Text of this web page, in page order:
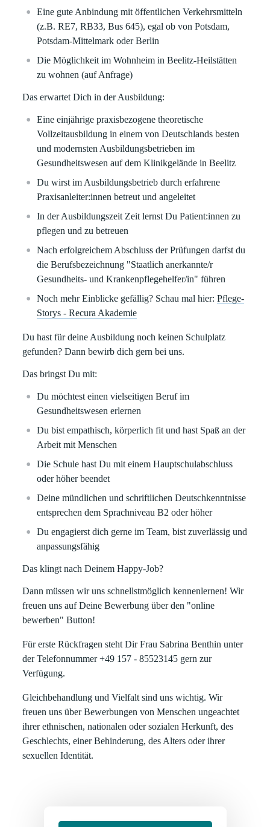
Eine gute Anbindung mit öffentlichen Verkehrsmitteln
(z.B. RE7, RB33, Bus 645), egal ob von Potsdam,
Potsdam-Mittelmark oder Berlin
Die Möglichkeit im Wohnheim in Beelitz-Heilstätten
zu wohnen (auf Anfrage)
Das erwartet Dich in der Ausbildung:
Eine einjährige praxisbezogene theoretische
Vollzeitausbildung in einem von Deutschlands besten
und modernsten Ausbildungsbetrieben im
Gesundheitswesen auf dem Klinikgelände in Beelitz
Du wirst im Ausbildungsbetrieb durch erfahrene
Praxisanleiter:innen betreut und angeleitet
In der Ausbildungszeit Zeit lernst Du Patient:innen zu
pflegen und zu betreuen
Nach erfolgreichem Abschluss der Prüfungen darfst du
die Berufsbezeichnung "Staatlich anerkannte/r
Gesundheits- und Krankenpflegehelfer/in" führen
Noch mehr Einblicke gefällig? Schau mal hier:Pflege-
Storys - Recura Akademie
Du hast für deine Ausbildung noch keinen Schulplatz
gefunden? Dann bewirb dich gern bei uns.
Das bringst Du mit:
Du möchtest einen vielseitigen Beruf im
Gesundheitswesen erlernen
Du bist empathisch, körperlich fit und hast Spaß an der
Arbeit mit Menschen
Die Schule hast Du mit einem Hauptschulabschluss
oder höher beendet
Deine mündlichen und schriftlichen Deutschkenntnisse
entsprechen dem Sprachniveau B2 oder höher
Du engagierst dich gerne im Team, bist zuverlässig und
anpassungsfähig
Das klingt nach Deinem Happy-Job?
Dann müssen wir uns schnellstmöglich kennenlernen! Wir
freuen uns auf Deine Bewerbung über den "online
bewerben" Button!
Für erste Rückfragen steht Dir Frau Sabrina Benthin unter
der Telefonnummer +49 157 - 85523145 gern zur
Verfügung.
Gleichbehandlung und Vielfalt sind uns wichtig. Wir
freuen uns über Bewerbungen von Menschen ungeachtet
ihrer ethnischen, nationalen oder sozialen Herkunft, des
Geschlechts, einer Behinderung, des Alters oder ihrer
sexuellen Identität.